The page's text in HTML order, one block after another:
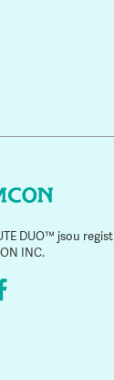
DUO™ jsou
INC.